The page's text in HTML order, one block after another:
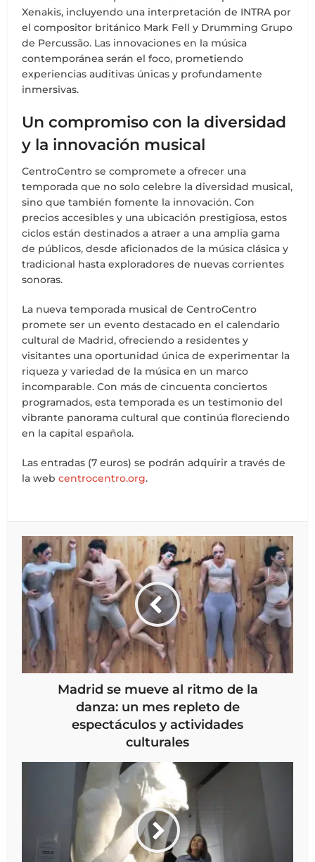
Xenakis, incluyendo una interpretación de INTRA por
el compositor británico Mark Fell y Drumming Grupo
de Percussão. Las innovaciones en la música
contemporánea serán el foco, prometiendo
experiencias auditivas únicas y profundamente
inmersivas.
Un compromiso con la diversidad
y la innovación musical
CentroCentro se compromete a ofrecer una
temporada que no solo celebre la diversidad musical,
sino que también fomente la innovación. Con
precios accesibles y una ubicación prestigiosa, estos
ciclos están destinados a atraer a una amplia gama
de públicos, desde aficionados de la música clásica y
tradicional hasta exploradores de nuevas corrientes
sonoras.
La nueva temporada musical de CentroCentro
promete ser un evento destacado en el calendario
cultural de Madrid, ofreciendo a residentes y
visitantes una oportunidad única de experimentar la
riqueza y variedad de la música en un marco
incomparable. Con más de cincuenta conciertos
programados, esta temporada es un testimonio del
vibrante panorama cultural que continúa floreciendo
en la capital española.
Las entradas (7 euros) se podrán adquirir a través de
la webcentrocentro.org.
Madrid se mueve al ritmo de la
danza: un mes repleto de
espectáculos y actividades
culturales